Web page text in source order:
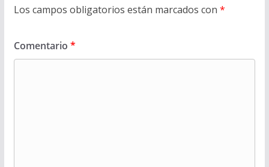
Los campos obligatorios están marcados con *
Comentario *